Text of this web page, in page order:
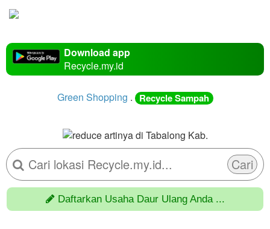
Download app
Recycle.my.id
Green Shopping . Recycle Sampah
Cari
Daftarkan Usaha Daur Ulang Anda ...